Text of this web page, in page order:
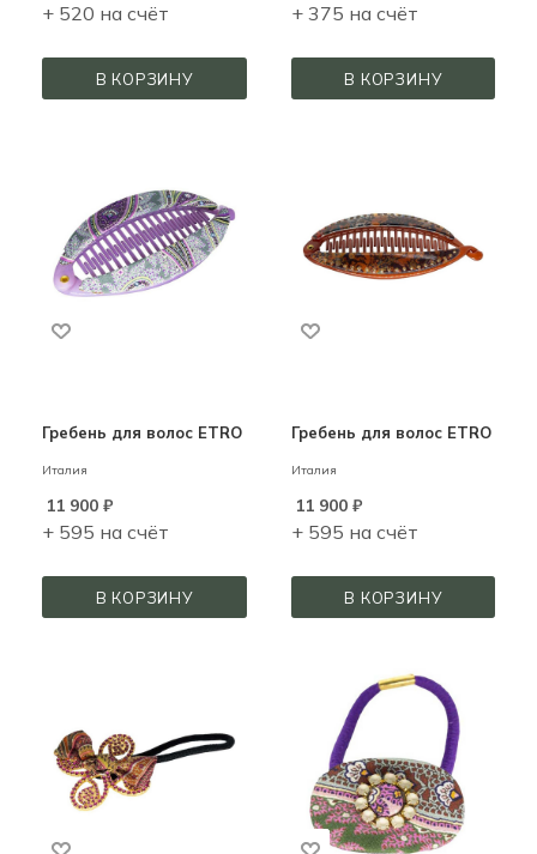
+ 520 на счёт
В КОРЗИНУ
+ 375 на счёт
В КОРЗИНУ
Гребень для волос ETRO
Италия
11 900 ₽
+ 595 на счёт
В КОРЗИНУ
Гребень для волос ETRO
Италия
11 900₽
+ 595 на счёт
В КОРЗИНУ